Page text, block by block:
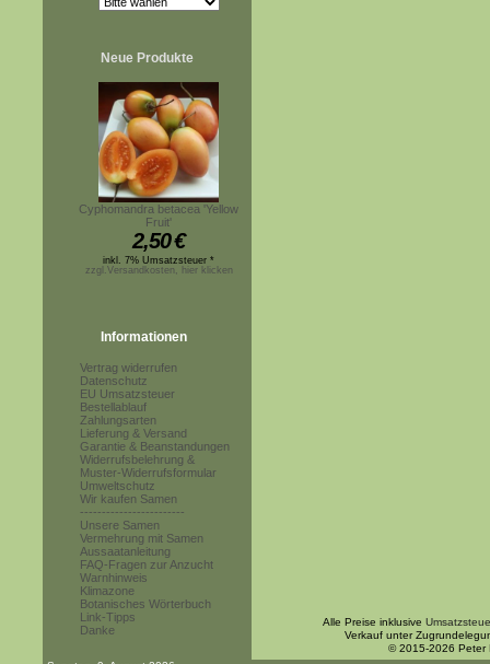
Neue Produkte
Cyphomandra betacea 'Yellow
Fruit'
2,50€
inkl. 7% Umsatzsteuer *
zzgl.Versandkosten, hier klicken
Informationen
Vertrag widerrufen
Datenschutz
EU Umsatzsteuer
Bestellablauf
Zahlungsarten
Lieferung & Versand
Garantie & Beanstandungen
Widerrufsbelehrung &
Muster-Widerrufsformular
Umweltschutz
Wir kaufen Samen
------------------------
Unsere Samen
Vermehrung mit Samen
Aussaatanleitung
FAQ-Fragen zur Anzucht
Warnhinweis
Klimazone
Botanisches Wörterbuch
Link-Tipps
Danke
Alle Preise inklusive
Verkauf unter
© 2015-2026 Peter